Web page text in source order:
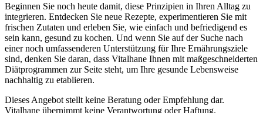
Beginnen Sie noch heute damit, diese Prinzipien in Ihren Alltag zu
integrieren. Entdecken Sie neue Rezepte, experimentieren Sie mit
frischen Zutaten und erleben Sie, wie einfach und befriedigend es
sein kann, gesund zu kochen. Und wenn Sie auf der Suche nach
einer noch umfassenderen Unterstützung für Ihre Ernährungsziele
sind, denken Sie daran, dass Vitalhane Ihnen mit maßgeschneiderten
Diätprogrammen zur Seite steht, um Ihre gesunde Lebensweise
nachhaltig zu etablieren.
Dieses Angebot stellt keine Beratung oder Empfehlung dar.
Vitalhane übernimmt keine Verantwortung oder Haftung.